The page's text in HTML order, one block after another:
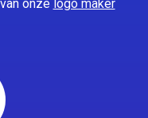
onze logo maker